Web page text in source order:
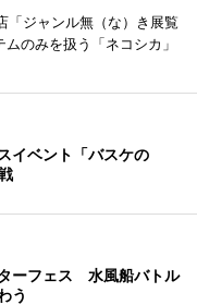
「ジャンル無（な）き展覧
のみを扱う「ネコシカ」
イベント「バスケの
ーフェス 水風船バトル
う